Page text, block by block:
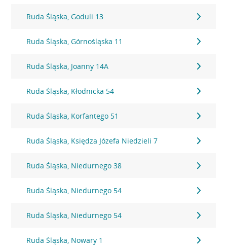
Ruda Śląska, Goduli 13
Ruda Śląska, Górnośląska 11
Ruda Śląska, Joanny 14A
Ruda Śląska, Kłodnicka 54
Ruda Śląska, Korfantego 51
Ruda Śląska, Księdza Józefa Niedzieli 7
Ruda Śląska, Niedurnego 38
Ruda Śląska, Niedurnego 54
Ruda Śląska, Niedurnego 54
Ruda Śląska, Nowary 1